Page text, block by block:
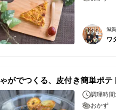
滋
がでつくる、皮付き簡単ポテ
調理時
おかず